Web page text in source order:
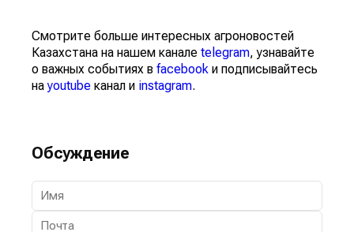
Смотрите больше интересных агроновостей
Казахстана на нашем канале telegram, узнавайте
о важных событиях в facebook и подписывайтесь
наyoutube канал и instagram.
Обсуждение